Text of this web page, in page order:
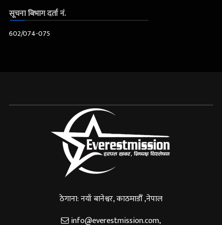
सूचना बिभाग दर्ता नं.
602/074-075
ठेगाना: नयाँ बानेश्वर, काठमाडौँ ,नेपाल
info@everestmission.com,